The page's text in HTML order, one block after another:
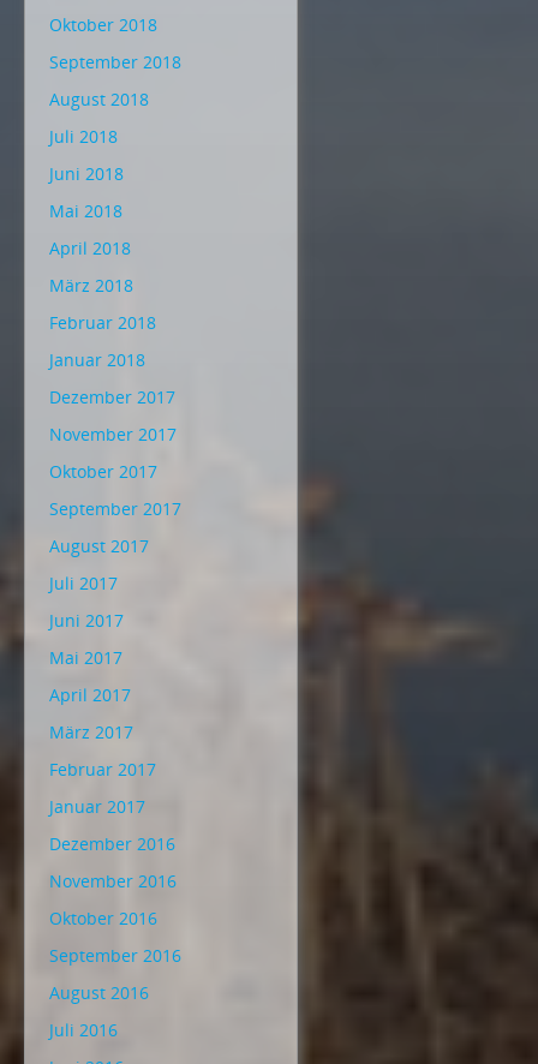
Oktober 2018
September 2018
August 2018
Juli 2018
Juni 2018
Mai 2018
April 2018
März 2018
Februar 2018
Januar 2018
Dezember 2017
November 2017
Oktober 2017
September 2017
August 2017
Juli 2017
Juni 2017
Mai 2017
April 2017
März 2017
Februar 2017
Januar 2017
Dezember 2016
November 2016
Oktober 2016
September 2016
August 2016
Juli 2016